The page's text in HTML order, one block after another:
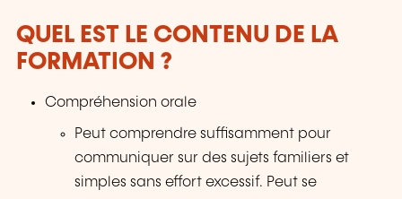
QUEL EST LE CONTENU DE LA
FORMATION ?
Compréhension orale
Peut comprendre suffisamment pour
communiquer sur des sujets familiers et
simples sans effort excessif. Peut se